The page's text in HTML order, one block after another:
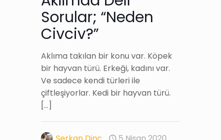
Sorular; “Neden
Civciv?”
Aklıma takılan bir konu var. Köpek
bir hayvan türü. Erkeği, kadını var.
Ve sadece kendi türleri ile
çiftleşiyorlar. Kedi bir hayvan türü.
[…]